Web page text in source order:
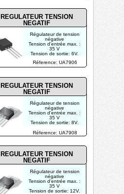
Régulateur de tension
négative
Tension d'entrée max. :
35 V
Tension de sortie: 6V.
1.5A.
Régulateur de tension
négative
Tension d'entrée max. :
35 V
Tension de sortie: 8V.
1.5A.
Régulateur de tension
négative
Tension d'entrée max. :
35 V
Tension de sortie: 12V.
Réference: UA7906
Réference: UA7908
REGULATEUR TENSION
NEGATIF
REGULATEUR TENSION
NEGATIF
REGULATEUR TENSION
NEGATIF